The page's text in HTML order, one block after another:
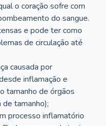
o coração sofre com
do sangue.
e pode ter como
de circulação até
causada por
inflamação e
tamanho de órgãos
tamanho);
processo inflamatório